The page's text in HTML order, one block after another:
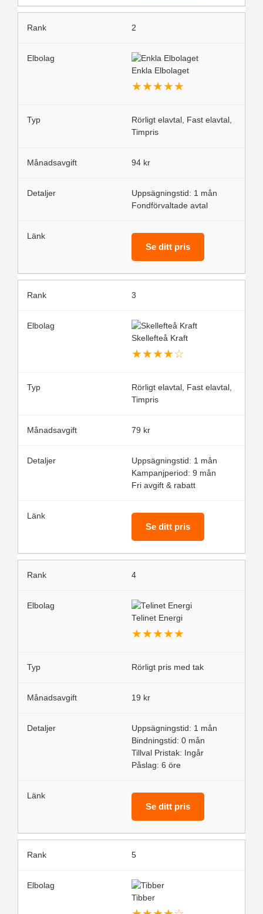
2
Enkla Elbolaget
★★★★★
Rörligt elavtal, Fast elavtal,
Timpris
94 kr
Uppsägningstid: 1 mån
Fondförvaltade avtal
Se ditt pris
3
Skellefteå Kraft
★★★★☆
Rörligt elavtal, Fast elavtal,
Timpris
79 kr
Uppsägningstid: 1 mån
Kampanjperiod: 9 mån
Fri avgift & rabatt
Se ditt pris
4
Telinet Energi
★★★★★
Rörligt pris med tak
19 kr
Uppsägningstid: 1 mån
Bindningstid: 0 mån
Tillval Pristak: Ingår
Påslag: 6 öre
Se ditt pris
5
Tibber